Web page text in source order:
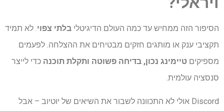
הסיפור הזה ממחיש עד כמה העולם הדיגיטלי בלתי צפוי. לא תמיד
תקציבי ענק או מותגים חזקים מבטיחים את ההצלחה. לפעמים
מספיקים טיימינג נכון, בדיחה פשוטה ותקלת תוכנה כדי לייצר
סנסציה עולמית.
Discord אולי לא התכוונה לשבור את השיאים של יוטיוב – אבל